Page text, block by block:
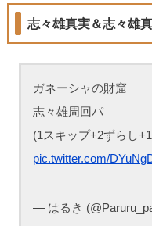
志々雄真実＆志々雄
ガネーシャの財窟
志々雄周回パ
(1スキップ+2ずらし
pic.twitter.com/
— はるき